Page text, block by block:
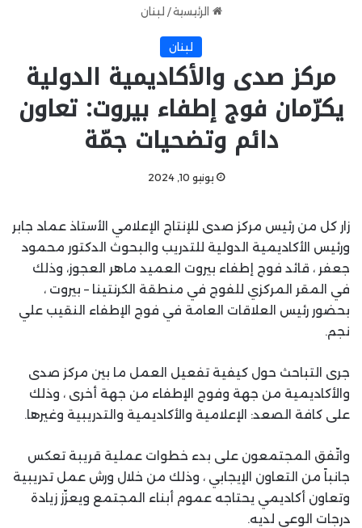
الرئيسية / لبنان
لبنان
مركز صدى والأكاديمية الدولية
يكرّمان فوج إطفاء بيروت: تعاون
دائم وتضحيات جمّة
يونيو 10, 2024
زار كل من رئيس مركز صدى للإنتاج الإعلامي الأستاذ عماد جابر
ورئيس الأكاديمية الدولية للتدريب والبحوث الدكتور محمود
جعفر ، قائد فوج إطفاء بيروت العميد ماهر العجوز، وذلك
في المقر المركزي للفوج في منطقة الكرنتينا – بيروت ،
بحضور رئيس العلاقات العامة في فوج الإطفاء النقيب علي
نجم.
جرى التباحث حول كيفية تفعيل العمل ما بين مركز صدى
والأكاديمية من جهة وفوج الإطفاء من جهة أخرى ، وذلك
على كافة الصعد: الإعلامية والأكاديمية والتدريبية وغيرها.
واتّفق المجتمعون على بدء خطوات عملية قريبة تعكس
جانباً من التعاون الإيجابي ، وذلك من خلال ورش عمل تدريبية
وتعاون أكاديمي يحتاجه عموم أبناء المجتمع ويعزّز زيادة
درجات الوعي لديه.